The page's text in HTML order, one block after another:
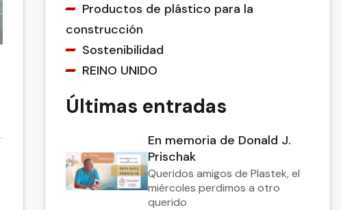
Productos de plástico para la
construcción
Sostenibilidad
REINO UNIDO
Últimas entradas
En memoria de Donald J.
Prischak
Queridos amigos de Plastek, el
miércoles perdimos a otro
querido